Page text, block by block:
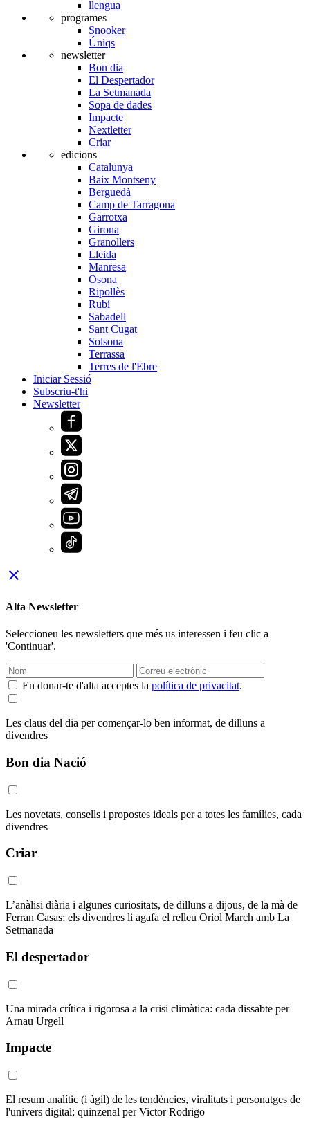
llengua
programes
Snooker
Úniqs
newsletter
Bon dia
El Despertador
La Setmanada
Sopa de dades
Impacte
Nextletter
Criar
edicions
Catalunya
Baix Montseny
Berguedà
Camp de Tarragona
Garrotxa
Girona
Granollers
Lleida
Manresa
Osona
Ripollès
Rubí
Sabadell
Sant Cugat
Solsona
Terrassa
Terres de l'Ebre
Iniciar Sessió
Subscriu-t'hi
Newsletter
close
Alta Newsletter
Seleccioneu les newsletters que més us interessen i feu clic a
'Continuar'.
En donar-te d'alta acceptes la política de privacitat.
Les claus del dia per començar-lo ben informat, de dilluns a
divendres
Bon dia Nació
Les novetats, consells i propostes ideals per a totes les famílies, cada
divendres
Criar
L’anàlisi diària i algunes curiositats, de dilluns a dijous, de la mà de
Ferran Casas; els divendres li agafa el relleu Oriol March amb La
Setmanada
El despertador
Una mirada crítica i rigorosa a la crisi climàtica: cada dissabte per
Arnau Urgell
Impacte
El resum analític (i àgil) de les tendències, viralitats i personatges de
l'univers digital; quinzenal per Victor Rodrigo